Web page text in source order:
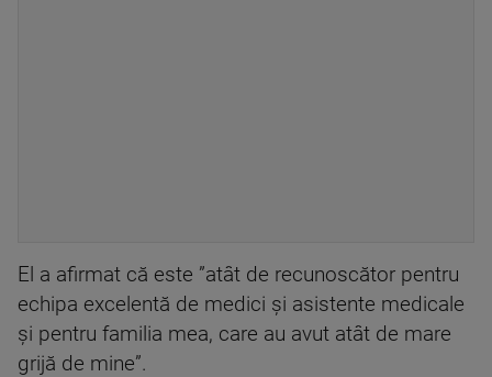
El a afirmat că este ”atât de recunoscător pentru
echipa excelentă de medici şi asistente medicale
şi pentru familia mea, care au avut atât de mare
grijă de mine”.